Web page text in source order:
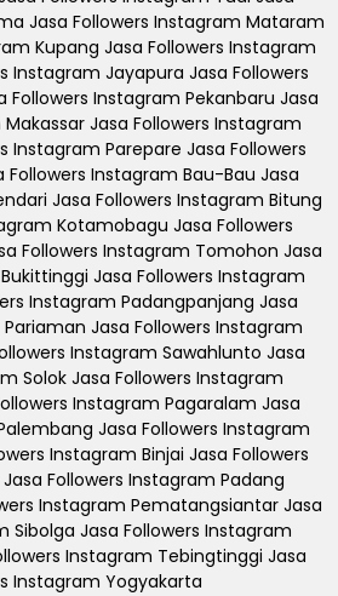
Jasa Followers Instagram Mataram
Kupang Jasa Followers Instagram
Instagram Jayapura Jasa Followers
Instagram Pekanbaru Jasa
Jasa Followers Instagram
Instagram Parepare Jasa Followers
Followers Instagram Bau-Bau Jasa
Jasa Followers Instagram Bitung
Kotamobagu Jasa Followers
Followers Instagram Tomohon Jasa
Jasa Followers Instagram
Instagram Padangpanjang Jasa
Jasa Followers Instagram
Instagram Sawahlunto Jasa
Solok Jasa Followers Instagram
Instagram Pagaralam Jasa
Jasa Followers Instagram
Instagram Binjai Jasa Followers
Followers Instagram Padang
Instagram Pematangsiantar Jasa
Sibolga Jasa Followers Instagram
Instagram Tebingtinggi Jasa
Instagram Yogyakarta